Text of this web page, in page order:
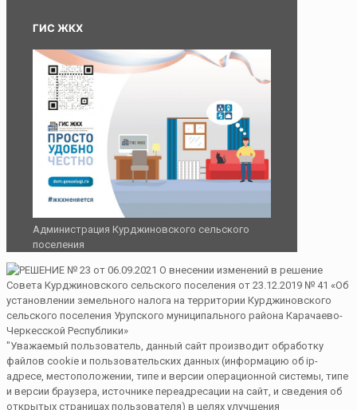
ГИС ЖКХ
Администрация Курджиновского сельского
поселения
"Уважаемый пользователь, данный сайт производит обработку
файлов cookie и пользовательских данных (информацию об ip-
адресе, местоположении, типе и версии операционной системы, типе
и версии браузера, источнике переадресации на сайт, и сведения об
открытых страницах пользователя) в целях улучшения